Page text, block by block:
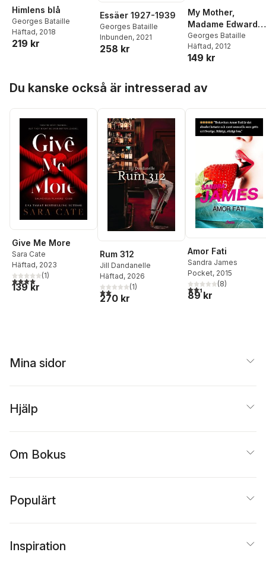
Himlens blå
Georges Bataille
Häftad, 2018
219 kr
Essäer 1927-1939
Georges Bataille
Inbunden, 2021
258 kr
My Mother,
Madame Edwarda,
The Dead Man
Georges Bataille
Häftad, 2012
149 kr
Du kanske också är intresserad av
Give Me More
Sara Cate
Häftad, 2023
4,0utav 5 stjärnor. Totalt antal röster:
(1)
139 kr
Rum 312
Jill Dandanelle
Häftad, 2026
2,0utav 5 stjärnor. Totalt antal röster:
(1)
270 kr
Amor Fati
Sandra James
Pocket, 2015
2,4utav 5 stjärnor.
(8)
89 kr
Mina sidor
Hjälp
Om Bokus
Populärt
Inspiration